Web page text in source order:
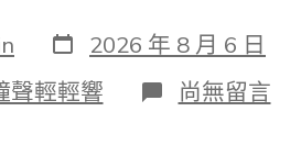
發
表
日
期
2026 年 8 月 6 日
聲輕輕響 在
〈【趙
尚無留言